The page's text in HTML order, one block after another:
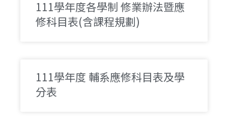
111學年度各學制 修業辦法暨應
修科目表​(含課程規劃)​
111學年度 輔系應修科目表及學
分表​